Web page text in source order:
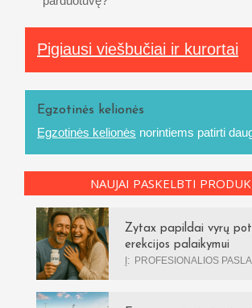
Pigiausi viešbučiai ir kurortai
Egzotinės kelionės
Egzotinės kelionės norintiems patirti
NAUJAI PASKELBTI
Zytax papildai vyrų
erekcijos palaikymui
Į: PROFESIONALIOS